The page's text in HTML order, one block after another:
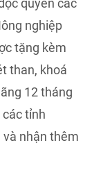
quyền các
nghiệp
tặng kèm
than, khoá
12 tháng
tỉnh
nhận thêm